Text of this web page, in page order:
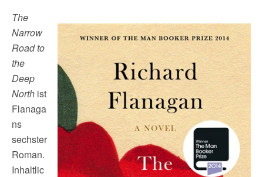
The
Narrow
Road to
the
Deep
North ist
Flanaga
ns
sechster
Roman.
Inhaltlic